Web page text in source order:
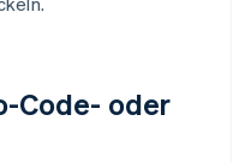
Code- oder